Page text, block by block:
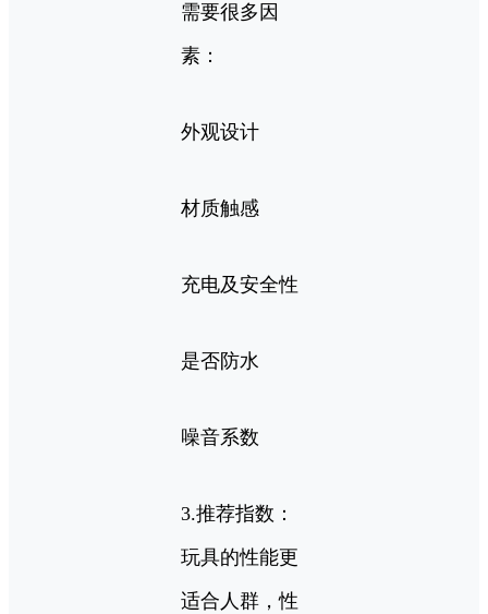
需要很多因
素：
外观设计
材质触感
充电及安全性
是否防水
噪音系数
3.推荐指数：
玩具的性能更
适合人群，性